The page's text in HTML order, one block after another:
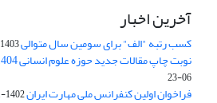
آخرین اخبار
کسب رتبه "الف" برای سومین سال متوالی1403-02-01
نوبت چاپ مقالات جدید حوزه علوم انسانی 1404و به بعد خواهد بود
06-23
فراخوان اولین کنفرانس ملی مهارت ایران1402-01-28